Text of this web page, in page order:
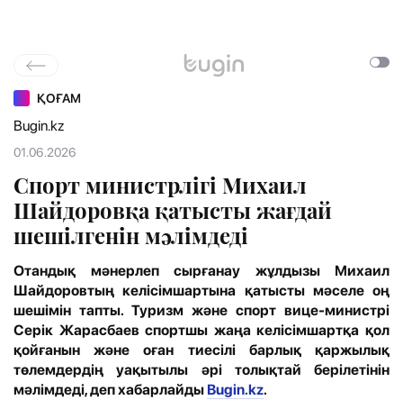
ҚОҒАМ
Bugin.kz
01.06.2026
Спорт министрлігі Михаил
Шайдоровқа қатысты жағдай
шешілгенін мәлімдеді
Отандық мәнерлеп сырғанау жұлдызы Михаил
Шайдоровтың келісімшартына қатысты мәселе оң
шешімін тапты. Туризм және спорт вице-министрі
Серік Жарасбаев спортшы жаңа келісімшартқа қол
қойғанын және оған тиесілі барлық қаржылық
төлемдердің уақытылы әрі толықтай берілетінін
мәлімдеді, деп хабарлайды Bugin.kz.